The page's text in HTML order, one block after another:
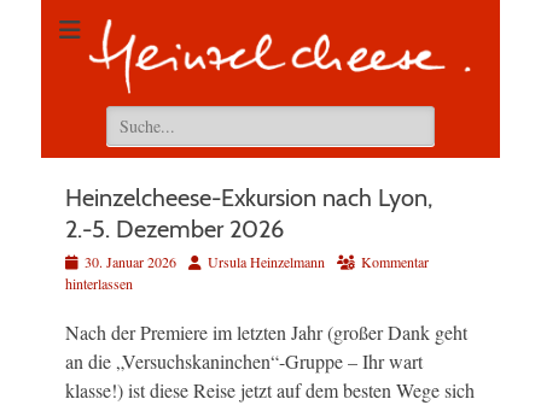
Suchen
nach:
Heinzelcheese-Exkursion nach Lyon,
2.-5. Dezember 2026
Veröffentlicht
am
30. Januar 2026 AutorUrsula Heinzelmann
Kommentar
hinterlassen
Nach der Premiere im letzten Jahr (großer Dank geht
an die „Versuchskaninchen“-Gruppe – Ihr wart
klasse!) ist diese Reise jetzt auf dem besten Wege sich